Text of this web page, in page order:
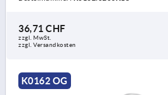
36,71 CHF
zzgl. MwSt.
zzgl. Versandkosten
K0162 OG